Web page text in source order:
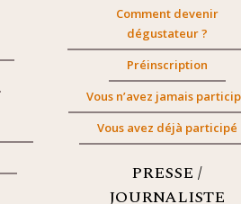
Comment devenir
dégustateur ?
Préinscription
Vous n’avez jamais
Vous avez déjà participé
PRESSE /
JOURNALISTE